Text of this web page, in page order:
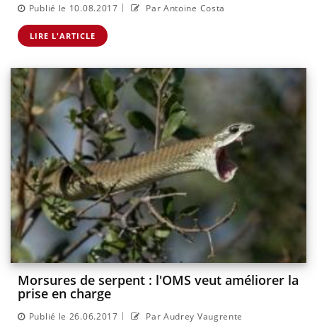
Publié le 10.08.2017 | Par Antoine Costa
LIRE L'ARTICLE
Morsures de serpent : l'OMS veut améliorer la
prise en charge
Publié le 26.06.2017 | Par Audrey Vaugrente